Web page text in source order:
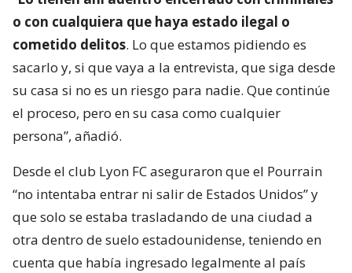
o con cualquiera que haya estado ilegal o
cometido delitos. Lo que estamos pidiendo es
sacarlo y, si que vaya a la entrevista, que siga desde
su casa si no es un riesgo para nadie. Que continúe
el proceso, pero en su casa como cualquier
persona”, añadió.
Desde el club Lyon FC aseguraron que el Pourrain
“no intentaba entrar ni salir de Estados Unidos” y
que solo se estaba trasladando de una ciudad a
otra dentro de suelo estadounidense, teniendo en
cuenta que había ingresado legalmente al país